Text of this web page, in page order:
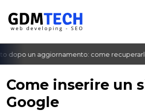
dopo un aggiornamento: come recuperarlo
‹
Come inserire un
Google